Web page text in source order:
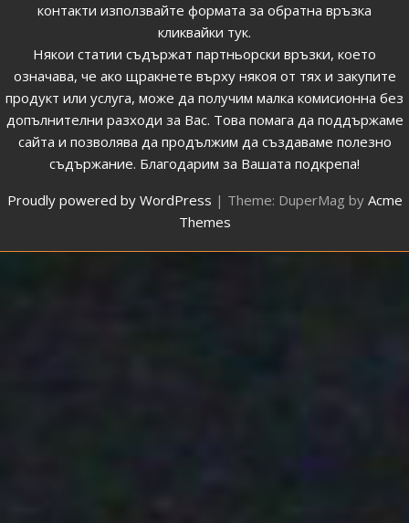
контакти използвайте формата за обратна връзка
кликвайки тук.
Някои статии съдържат партньорски връзки, което
означава, че ако щракнете върху някоя от тях и закупите
продукт или услуга, може да получим малка комисионна без
допълнителни разходи за Вас. Това помага да поддържаме
сайта и позволява да продължим да създаваме полезно
съдържание. Благодарим за Вашата подкрепа!
Proudly powered by WordPress | Theme: DuperMag by Acme
Themes